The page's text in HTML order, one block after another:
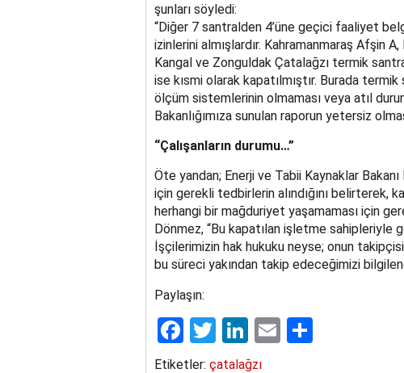
şunları söyledi:
“Diğer 7 santralden 4’üne geçici faaliyet
izinlerini almışlardır. Kahramanmaraş Afşin
Kangal ve Zonguldak Çatalağzı termik
ise kısmi olarak kapatılmıştır. Burada
ölçüm sistemlerinin olmaması veya atıl
Bakanlığımıza sunulan raporun yetersiz
“Çalışanların durumu…”
Öte yandan; Enerji ve Tabii Kaynaklar
için gerekli tedbirlerin alındığını belirterek,
herhangi bir mağduriyet yaşamaması için
Dönmez, “Bu kapatılan işletme sahipleriyle
İşçilerimizin hak hukuku neyse; onun takipçisi
bu süreci yakından takip edeceğimizi
Paylaşın:
Facebook
Twitter
LinkedIn
EmailShare
Etiketler: çatalağzı